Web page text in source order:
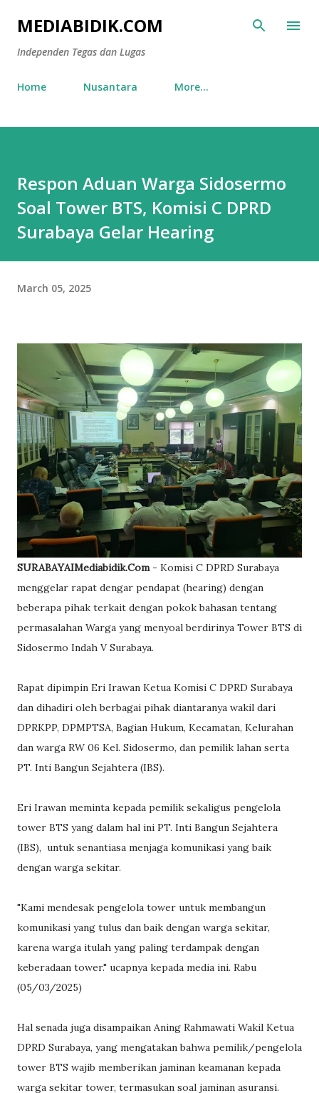
Skip to main content
MEDIABIDIK.COM
Independen Tegas dan Lugas
Home Nusantara More…
Respon Aduan Warga Sidosermo
Soal Tower BTS, Komisi C DPRD
Surabaya Gelar Hearing
March 05, 2025
SURABAYAIMediabidik.Com- Komisi C DPRD Surabaya
menggelar rapat dengar pendapat (hearing) dengan
beberapa pihak terkait dengan pokok bahasan tentang
permasalahan Warga yang menyoal berdirinya Tower BTS di
Sidosermo Indah V Surabaya.
Rapat dipimpin Eri Irawan Ketua Komisi C DPRD Surabaya
dan dihadiri oleh berbagai pihak diantaranya wakil dari
DPRKPP, DPMPTSA, Bagian Hukum, Kecamatan, Kelurahan
dan warga RW 06 Kel. Sidosermo, dan pemilik lahan serta
PT. Inti Bangun Sejahtera (IBS).
Eri Irawan meminta kepada pemilik sekaligus pengelola
tower BTS yang dalam hal ini PT. Inti Bangun Sejahtera
(IBS), untuk senantiasa menjaga komunikasi yang baik
dengan warga sekitar.
"Kami mendesak pengelola tower untuk membangun
komunikasi yang tulus dan baik dengan warga sekitar,
karena warga itulah yang paling terdampak dengan
keberadaan tower." ucapnya kepada media ini. Rabu
(05/03/2025)
Hal senada juga disampaikan Aning Rahmawati Wakil Ketua
DPRD Surabaya, yang mengatakan bahwa pemilik/pengelola
tower BTS wajib memberikan jaminan keamanan kepada
warga sekitar tower, termasukan soal jaminan asuransi.